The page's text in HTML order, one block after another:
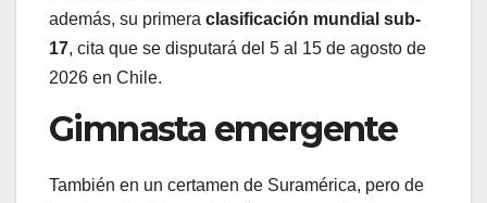
además, su primera clasificación mundial sub-
17, cita que se disputará del 5 al 15 de agosto de
2026 en Chile.
Gimnasta emergente
También en un certamen de Suramérica, pero de